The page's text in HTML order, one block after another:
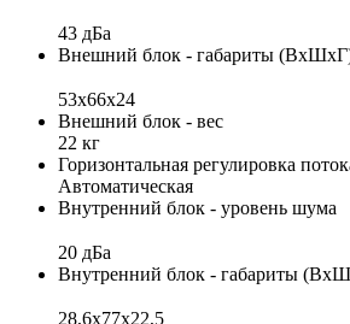
43 дБа
Внешний блок - габариты
53х66x24
Внешний блок - вес
22 кг
Горизонтальная регулировка
Автоматическая
Внутренний блок - уровень шума
20 дБа
Внутренний блок - габариты
28,6x77x22,5